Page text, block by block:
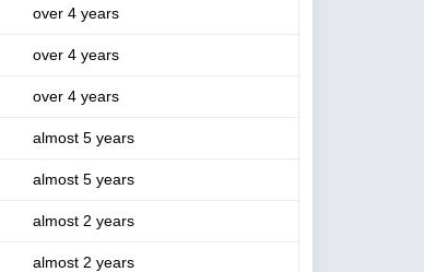
over 4 years
over 4 years
over 4 years
almost 5 years
almost 5 years
almost 2 years
almost 2 years